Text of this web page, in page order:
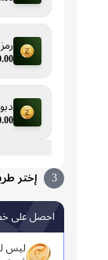
رمز PIN Razer Gold بقيمة 20 دولارًا
دبوس Razer Gold بقيمة 50 دولارًا
إختر طريقة
احصل على خصومات
ليس لديك